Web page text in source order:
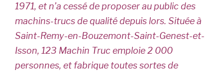
1971, et n’a cessé de proposer au public des
machins-trucs de qualité depuis lors. Située à
Saint-Remy-en-Bouzemont-Saint-Genest-et-
Isson, 123 Machin Truc emploie 2 000
personnes, et fabrique toutes sortes de